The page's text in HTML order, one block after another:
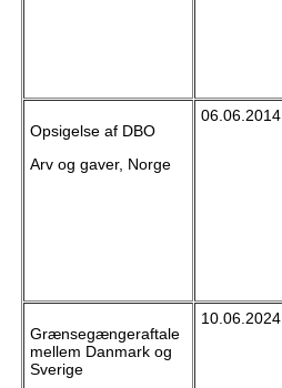
Opsigelse af DBO
Arv og gaver, Norge
06.06.2014
Grænsegængeraftale
mellem Danmark og
Sverige
10.06.2024